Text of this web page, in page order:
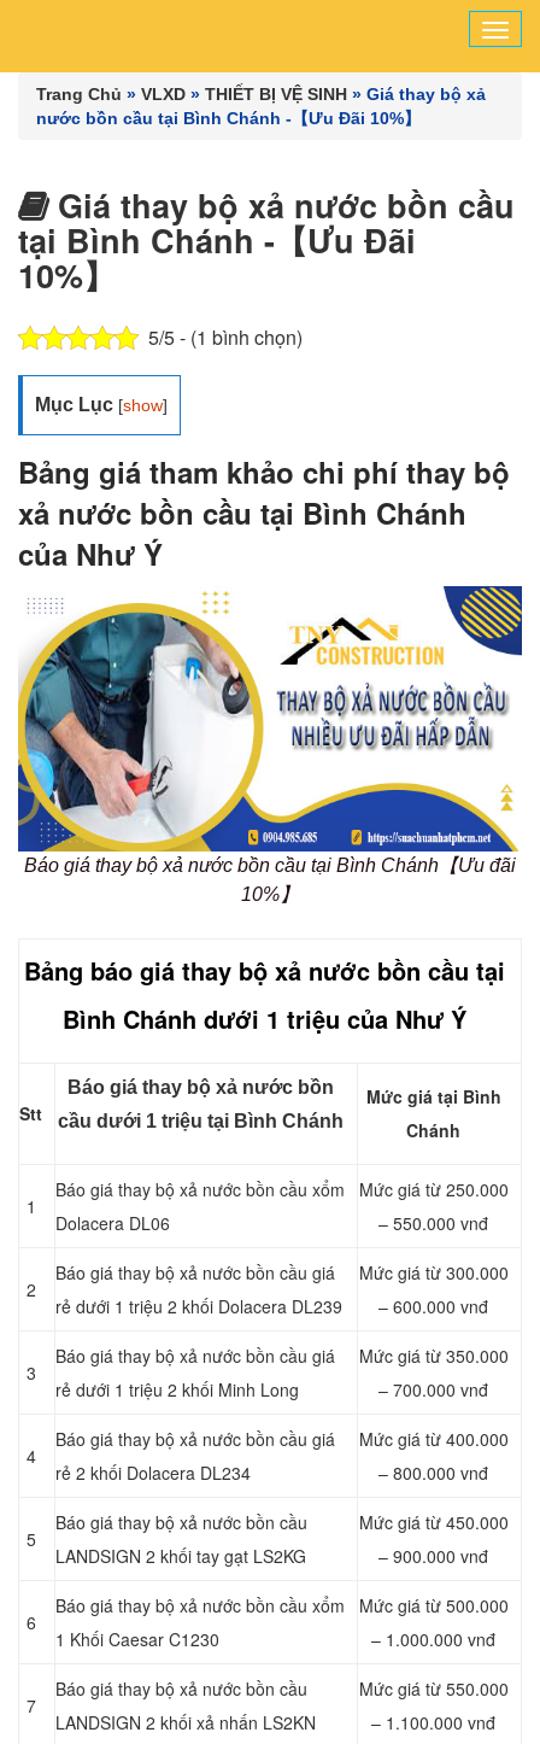
Trang Chủ » VLXD » THIẾT BỊ VỆ SINH » Giá thay bộ xả
nước bồn cầu tại Bình Chánh -【Ưu Đãi 10%】
Giá thay bộ xả nước bồn cầu
tại Bình Chánh -【Ưu Đãi
10%】
5/5 - (1 bình chọn)
Mục Lục [show]
Bảng giá tham khảo chi phí thay bộ
xả nước bồn cầu tại Bình Chánh
của Như Ý
Báo giá thay bộ xả nước bồn cầu tại Bình Chánh【Ưu đãi
10%】
Bảng báo giá thay bộ xả nước bồn cầu tại
Bình Chánh dưới 1 triệu của Như Ý
Stt
Báo giá thay bộ xả nước bồn
cầu dưới 1 triệu tại Bình Chánh
Mức giá tại Bình
Chánh
1
Báo giá thay bộ xả nước bồn cầu xổm
Dolacera DL06
Mức giá từ 250.000
– 550.000 vnđ
2
Báo giá thay bộ xả nước bồn cầu giá
rẻ dưới 1 triệu 2 khối Dolacera DL239
Mức giá từ 300.000
– 600.000 vnđ
3
Báo giá thay bộ xả nước bồn cầu giá
rẻ dưới 1 triệu 2 khối Minh Long
Mức giá từ 350.000
– 700.000 vnđ
4
Báo giá thay bộ xả nước bồn cầu giá
rẻ 2 khối Dolacera DL234
Mức giá từ 400.000
– 800.000 vnđ
5
Báo giá thay bộ xả nước bồn cầu
LANDSIGN 2 khối tay gạt LS2KG
Mức giá từ 450.000
– 900.000 vnđ
6
Báo giá thay bộ xả nước bồn cầu xổm
1 Khối Caesar C1230
Mức giá từ 500.000
– 1.000.000 vnđ
7
Báo giá thay bộ xả nước bồn cầu
LANDSIGN 2 khối xả nhấn LS2KN
Mức giá từ 550.000
– 1.100.000 vnđ